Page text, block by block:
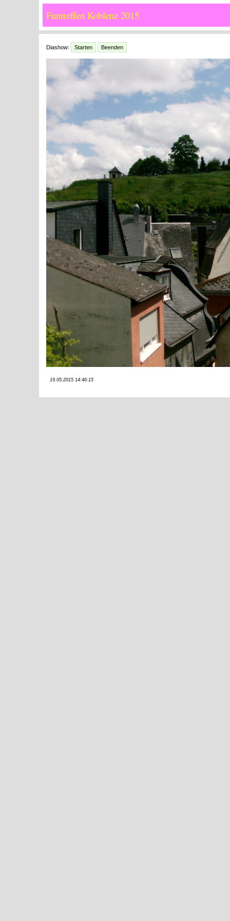
Funtreffen Koblenz 2015
Diashow: Starten Beenden
19.05.2015 14:46:15